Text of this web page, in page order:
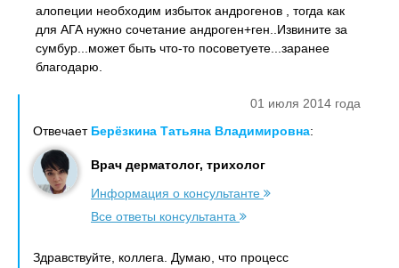
алопеции необходим избыток андрогенов , тогда как
для АГА нужно сочетание андроген+ген..Извините за
сумбур...может быть что-то посоветуете...заранее
благодарю.
01 июля 2014 года
Отвечает Берёзкина Татьяна Владимировна:
Врач дерматолог, трихолог
Информация о консультанте
Все ответы консультанта
Здравствуйте, коллега. Думаю, что процесс